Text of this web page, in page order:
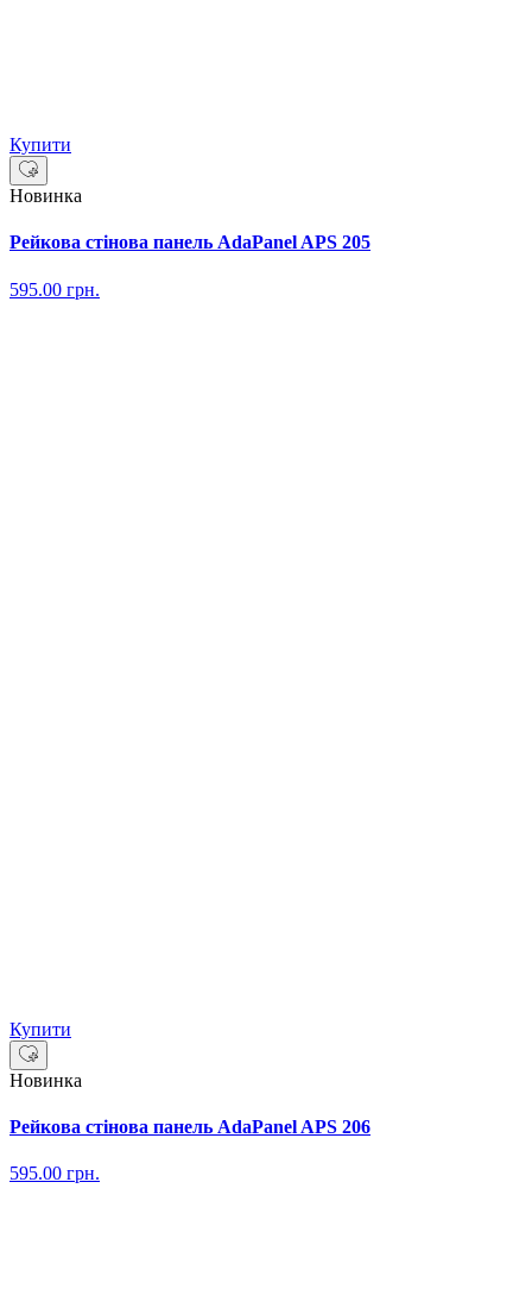
Купити
Новинка
Рейкова стінова панель AdaPanel APS 205
595.00 грн.
Купити
Новинка
Рейкова стінова панель AdaPanel APS 206
595.00 грн.